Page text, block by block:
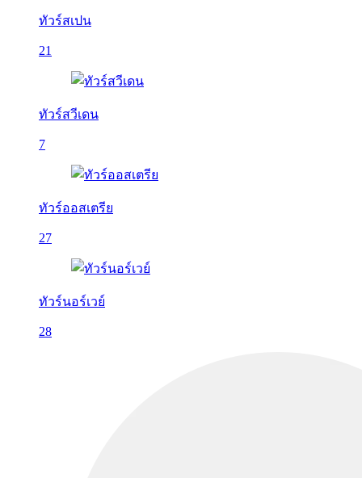
ทัวร์สเปน
21
ทัวร์สวีเดน
7
ทัวร์ออสเตรีย
27
ทัวร์นอร์เวย์
28